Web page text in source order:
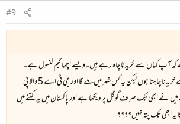
#9
کہ آپ کہاں سے خریدنا چاہ رہے ہیں۔ویسے اچھا گیم کنسول ہے۔
[/QUOT میںں پاکستان سے خریدنا چاہتا ہوں لیکن یہ کس شہر میں ملے گا اور جی ٹی اے 5 والا پی
میں نے ابھی تک صرف گوگل پر دیکھا ہے اور پاکستان میں یہ کتنے میں
یہ ابھی تک پتہ نہیں؟؟؟؟